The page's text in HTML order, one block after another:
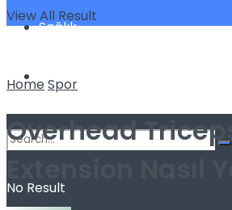
Sağlık
Spor
No Result
View All Result
HomeSpor
Overhead Triceps